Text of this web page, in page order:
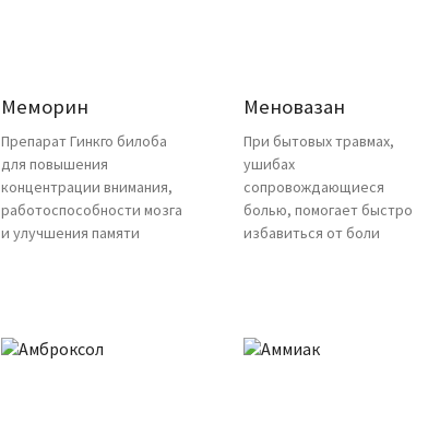
Меморин
Препарат Гинкго билоба
для повышения
концентрации внимания,
работоспособности мозга
и улучшения памяти
Меновазан
При бытовых травмах,
ушибах
сопровождающиеся
болью, помогает быстро
избавиться от боли